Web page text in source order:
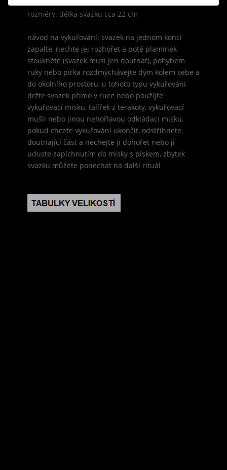
rozměry: délka svazku cca 22 cm
návod na vykuřování: svazek na jednom konci
zapalte, nechte jej rozhořet a poté plamínek
sfoukněte (svazek musí jen doutnat), pohybem
ruky nebo pírka rozdmýchávejte dým kolem sebe a
do okolního prostoru, u tohoto typu vykuřování
držte svazek přímo v ruce nebo použijte
vykuřovací misku, talířek z terakoty, vykuřovací
mušli nebo jinou nehořlavou odkládací misku,
pokud chcete vykuřování ukončit, odstřihnete
doutnající část a nechejte ji dohořet nebo ji
uduste zapíchnutím do misky s pískem, zbytek
svazku můžete ponechat na další rituál